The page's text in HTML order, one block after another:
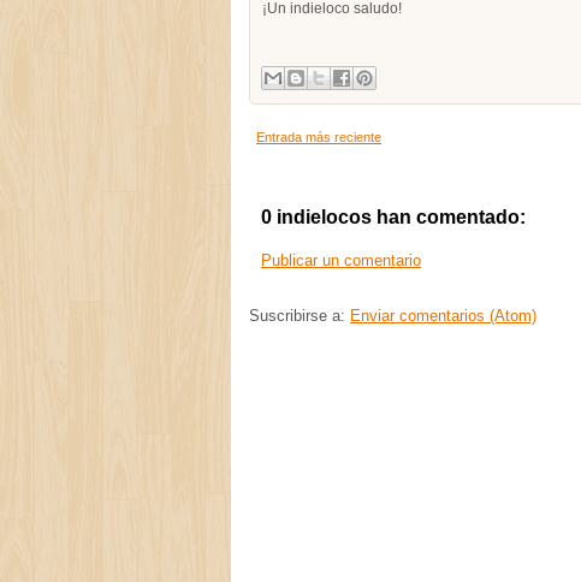
¡Un indieloco saludo!
Entrada más reciente
0 indielocos han comentado:
Publicar un comentario
Suscribirse a: Enviar comentarios (Atom)